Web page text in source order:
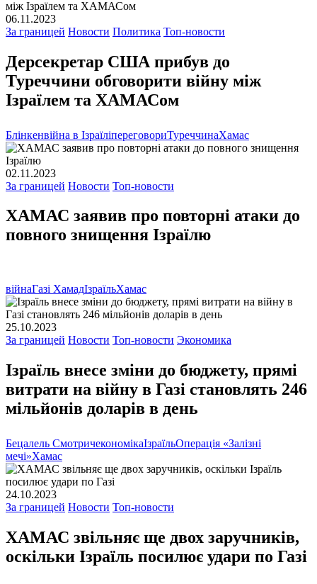
06.11.2023
За границей Новости Политика Топ-новости
Дерсекретар США прибув до
Туреччини обговорити війну між
Ізраїлем та ХАМАСом
Блінкенвійна в ІзраїліпереговориТуреччинаХамас
02.11.2023
За границей Новости Топ-новости
ХАМАС заявив про повторні атаки до
повного знищення Ізраїлю
війнаГазі ХамадІзраїльХамас
25.10.2023
За границей Новости Топ-новости Экономика
Ізраїль внесе зміни до бюджету, прямі
витрати на війну в Газі становлять 246
мільйонів доларів в день
Бецалель СмотричекономікаІзраїльОперація «Залізні
мечі»Хамас
24.10.2023
За границей Новости Топ-новости
ХАМАС звільняє ще двох заручників,
оскільки Ізраїль посилює удари по Газі